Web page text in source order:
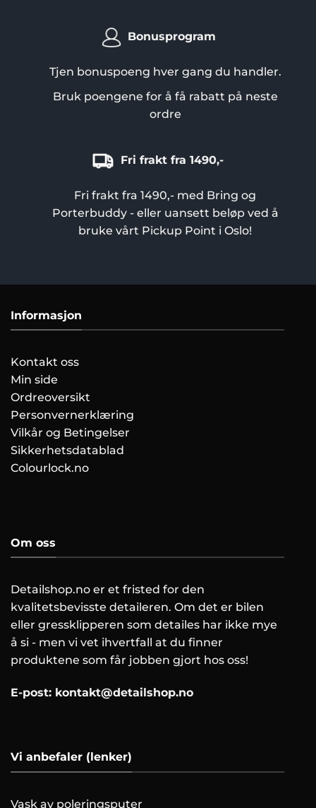
Bonusprogram
Tjen bonuspoeng hver gang du handler.
Bruk poengene for å få rabatt på neste
ordre
Fri frakt fra 1490,-
Fri frakt fra 1490,- med Bring og
Porterbuddy - eller uansett beløp ved å
bruke vårt Pickup Point i Oslo!
Informasjon
Kontakt oss
Min side
Ordreoversikt
Personvernerklæring
Vilkår og Betingelser
Sikkerhetsdatablad
Colourlock.no
Om oss
Detailshop.no er et fristed for den
kvalitetsbevisste detaileren. Om det er bilen
eller gressklipperen som detailes har ikke mye
å si - men vi vet ihvertfall at du finner
produktene som får jobben gjort hos oss!
E-post: kontakt@detailshop.no
Vi anbefaler (lenker)
Vask av poleringsputer